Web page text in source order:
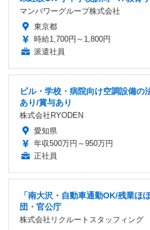
マンパワーグループ株式会社
東京都
時給1,700円～1,800円
派遣社員
ビル・学校・病院向け空調設備の
あり/賞与あり
株式会社RYODEN
愛知県
年収500万円～950万円
正社員
「南大沢・自動車通勤OK/残業ほ
団・官公庁
株式会社リクルートスタッフィング